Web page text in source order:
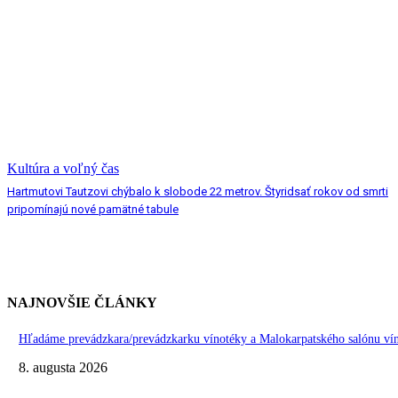
Kultúra a voľný čas
Hartmutovi Tautzovi chýbalo k slobode 22 metrov. Štyridsať rokov od smrti
pripomínajú nové pamätné tabule
NAJNOVŠIE ČLÁNKY
Hľadáme prevádzkara/prevádzkarku vínotéky a Malokarpatského salónu
8. augusta 2026